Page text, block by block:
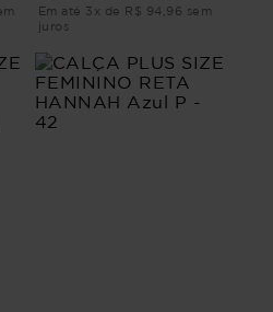
Em até 3x de R$ 94,96 sem
juros